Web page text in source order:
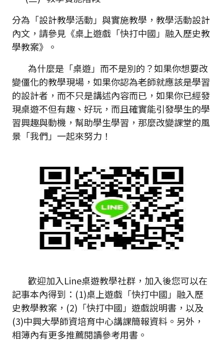
分為「設計教學活動」與實施教學，教學活動設計
內文，請參見《桌上遊戲「快打中國」融入歷史教
學教案》。
為什麼是「桌遊」而不是別的？如果你想要改
變僵化的教學現場，如果你認為老師就應該是學習
的設計者，而不只是講述內容而已，如果你已經發
現桌遊不但有趣、好玩，而且確實能引發學生的學
習興趣與動機，幫助學生學習，那麼改變課堂的風
景「我們」一起來努力！
歡迎加入Line桌遊教學社群，加入後您可以在
記事本內得到：(1)桌上遊戲「快打中國」融入歷
史教學教案，(2)「快打中國」遊戲說明書，以及
(3)中興大學師資培育中心講課簡報資料。另外，
相簿內有更多推薦閱讀參考用書。